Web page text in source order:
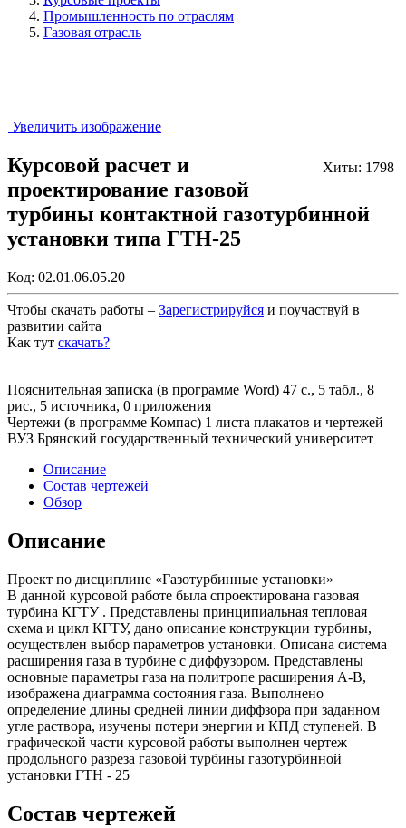
Промышленность по отраслям
Газовая отрасль
Увеличить изображение
Хиты: 1798
Курсовой расчет и
проектирование газовой
турбины контактной газотурбинной
установки типа ГТН-25
Код: 02.01.06.05.20
Чтобы скачать работы – Зарегистрируйся и поучаствуй в
развитии сайта
Как тут скачать?
Пояснительная записка (в программе Word) 47 с., 5 табл., 8
рис., 5 источника, 0 приложения
Чертежи (в программе Компас) 1 листа плакатов и чертежей
ВУЗ Брянский государственный технический университет
Описание
Состав чертежей
Обзор
Описание
Проект по дисциплине «Газотурбинные установки»
В данной курсовой работе была спроектирована газовая
турбина КГТУ . Представлены принципиальная тепловая
схема и цикл КГТУ, дано описание конструкции турбины,
осуществлен выбор параметров установки. Описана система
расширения газа в турбине с диффузором. Представлены
основные параметры газа на политропе расширения А-В,
изображена диаграмма состояния газа. Выполнено
определение длины средней линии диффзора при заданном
угле раствора, изучены потери энергии и КПД ступеней. В
графической части курсовой работы выполнен чертеж
продольного разреза газовой турбины газотурбинной
установки ГТН - 25
Состав чертежей